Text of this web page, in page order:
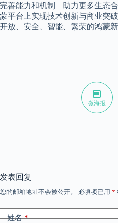
完善能力和机制，助力更多生态
蒙平台上实现技术创新与商业突
开放、安全、智能、繁荣的鸿蒙新
微海报
发表回复
您的邮箱地址不会被公开。 必填项已用 *
姓名*